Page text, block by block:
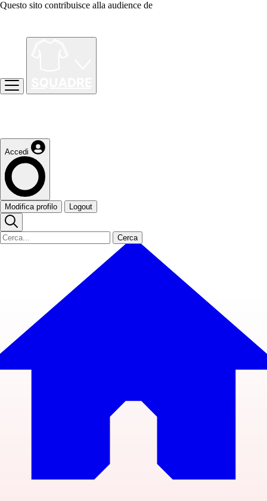
Questo sito contribuisce alla audience de
Accedi
Modifica profilo Logout
Cerca